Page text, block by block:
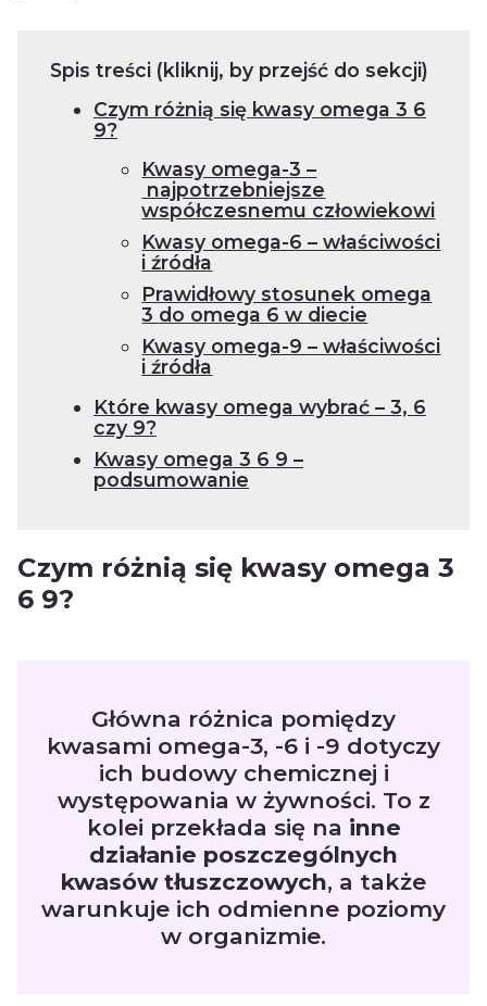
Spis treści (kliknij, by przejść do sekcji)
Czym różnią się kwasy omega 3 6
9?
Kwasy omega-3 –
najpotrzebniejsze
współczesnemu człowiekowi
Kwasy omega-6 – właściwości
i źródła
Prawidłowy stosunek omega
3 do omega 6 w diecie
Kwasy omega-9 – właściwości
i źródła
Które kwasy omega wybrać – 3, 6
czy 9?
Kwasy omega 3 6 9 –
podsumowanie
Czym różnią się kwasy omega 3
6 9?
Główna różnica pomiędzy
kwasami omega-3, -6 i -9 dotyczy
ich budowy chemicznej i
występowania w żywności. To z
kolei przekłada się na inne
działanie poszczególnych
kwasów tłuszczowych, a także
warunkuje ich odmienne poziomy
w organizmie.